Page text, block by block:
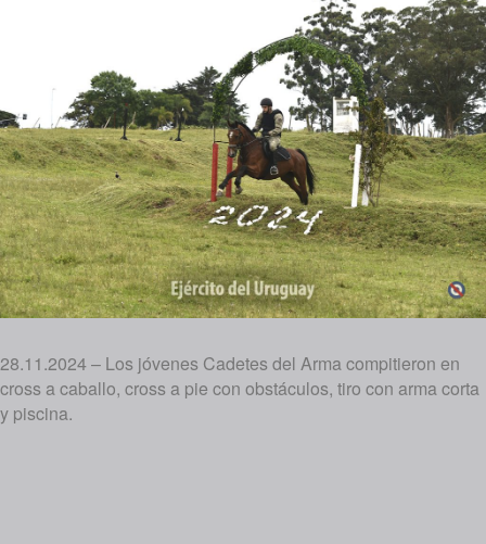
28.11.2024 – Los jóvenes Cadetes del Arma compitieron en
cross a caballo, cross a pie con obstáculos, tiro con arma corta
y piscina.